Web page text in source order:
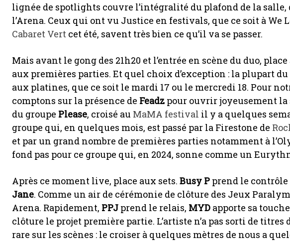
lignée de spotlights couvre l’intégralité du plafond de la salle,
l’Arena. Ceux qui ont vu Justice en festivals, que ce soit à We
Cabaret Vert cet été, savent très bien ce qu’il va se passer.
Mais avant le gong des 21h20 et l’entrée en scène du duo,
aux premières parties. Et quel choix d’exception : la plupart du
aux platines, que ce soit le mardi 17 ou le mercredi 18. Pour
comptons sur la présence de Feadz pour ouvrir joyeusement la
du groupe Please, croisé au MaMA festival il y a quelques
groupe qui, en quelques mois, est passé par la Firestone de
et par un grand nombre de premières parties notamment à
fond pas pour ce groupe qui, en 2024, sonne comme un
Après ce moment live, place aux sets. Busy P prend le
Jane. Comme un air de cérémonie de clôture des Jeux
Arena. Rapidement, PPJ prend le relais, MYD apporte sa
clôture le projet première partie. L’artiste n’a pas sorti de titres
rare sur les scènes : le croiser à quelques mètres de nous a